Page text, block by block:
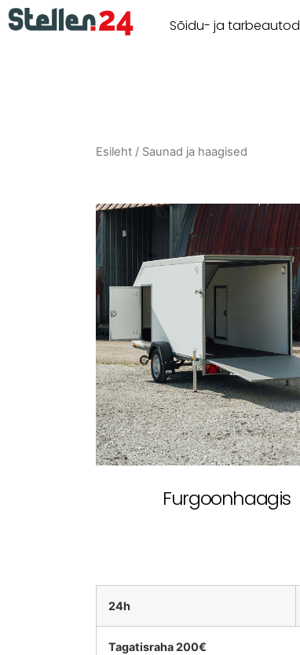
Sõidu- ja tarbeautod
Esileht / Saunad ja haagised
Furgoonhaagis
24h
Tagatisraha 200€